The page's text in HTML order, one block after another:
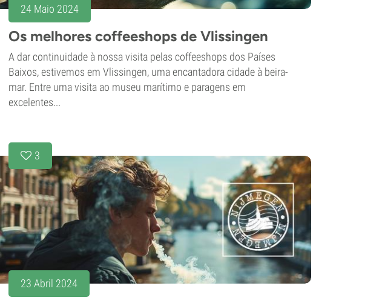
24 Maio 2024
Os melhores coffeeshops de Vlissingen
A dar continuidade à nossa visita pelas coffeeshops dos Países
Baixos, estivemos em Vlissingen, uma encantadora cidade à beira-
mar. Entre uma visita ao museu marítimo e paragens em
excelentes...
3
23 Abril 2024